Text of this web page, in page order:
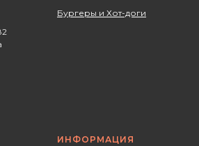
Бургеры и Хот-доги
ИНФОРМАЦИЯ